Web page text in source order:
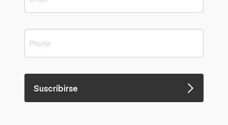
Suscribirse